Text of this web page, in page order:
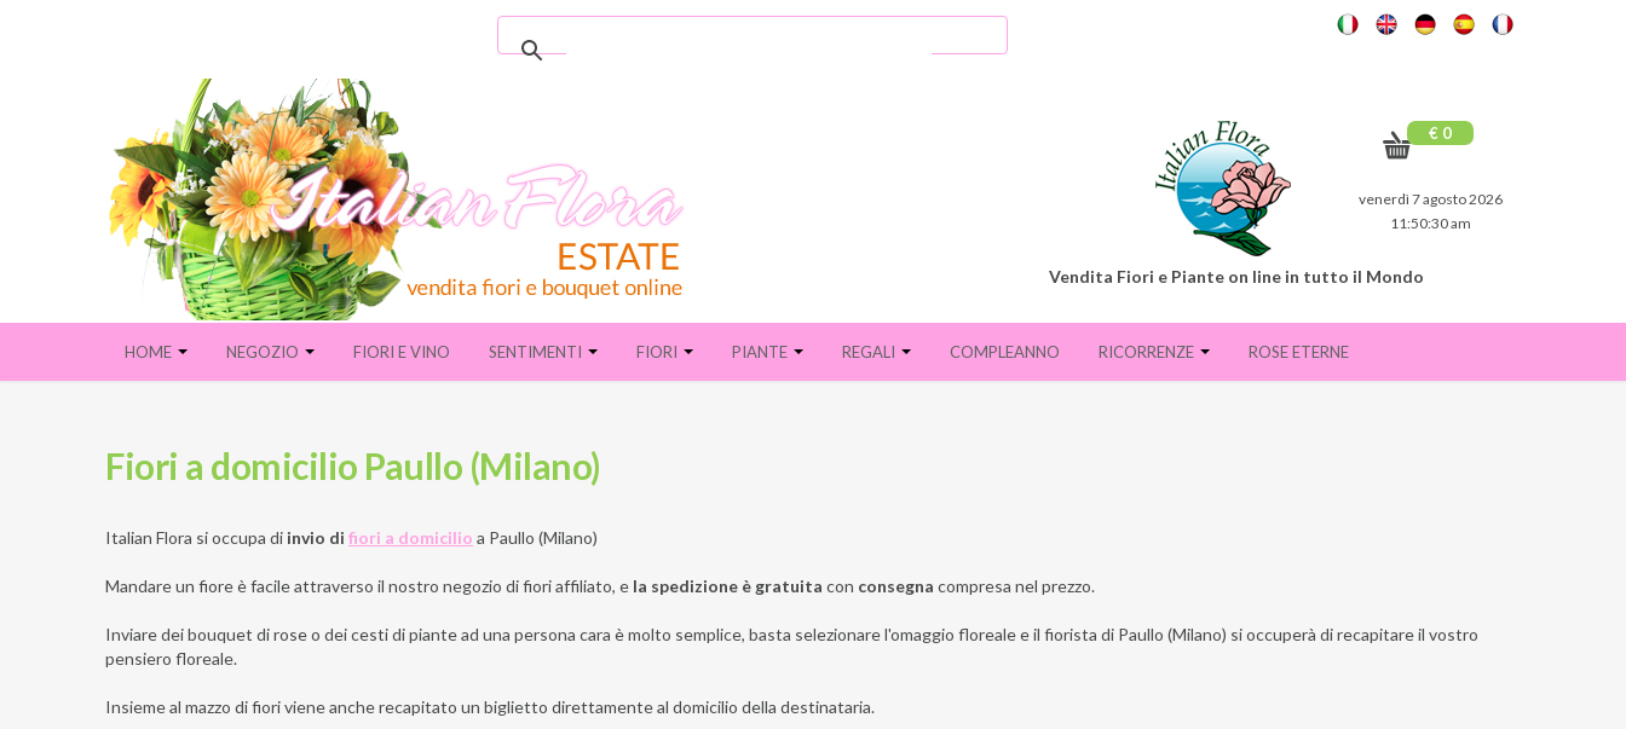
€ 0
venerdì 7 agosto 2026
11:50:32 am
Vendita Fiori e Piante on line in tutto il Mondo
HOME NEGOZIO FIORI E VINO SENTIMENTI FIORI PIANTE REGALI COMPLEANNO RICORRENZE ROSE ETERNE
Fiori a domicilio Paullo (Milano)
Italian Flora si occupa di invio di fiori a domicilio a Paullo (Milano)
Mandare un fiore è facile attraverso il nostro negozio di fiori affiliato, e la spedizione è gratuita con consegna compresa nel prezzo.
Inviare dei bouquet di rose o dei cesti di piante ad una persona cara è molto semplice, basta selezionare l'omaggio floreale e il fiorista di Paullo (Milano) si occuperà di recapitare il vostro
pensiero floreale.
Insieme al mazzo di fiori viene anche recapitato un biglietto direttamente al domicilio della destinataria.